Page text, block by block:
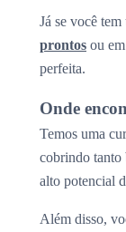
Já se você
prontos ou
perfeita.
Onde
Temos uma
cobrindo tanto
alto potencial
Além disso,